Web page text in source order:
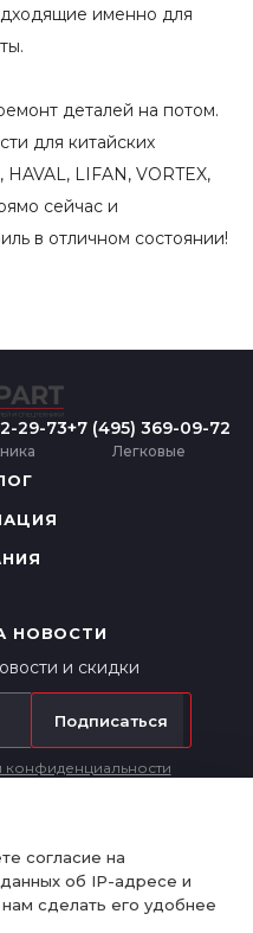
именно для
деталей на потом.
для китайских
LIFAN, VORTEX,
сейчас и
в отличном состоянии!
29-73+7 (495) 369-09-72
Легковые
НОВОСТИ
и скидки
Подписаться
конфиденциальности
условиях не является
ст. 437 ГК РФ.
согласие на
об IP-адресе и
сделать его удобнее